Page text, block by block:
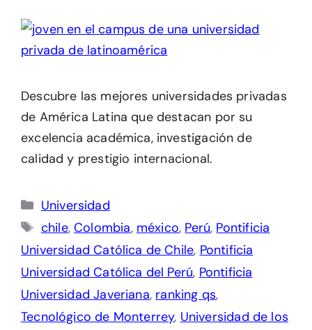
Descubre las mejores universidades privadas
de América Latina que destacan por su
excelencia académica, investigación de
calidad y prestigio internacional.
Categorías
Universidad
Etiquetas
chile,Colombia, méxico, Perú, Pontificia
Universidad Católica de Chile, Pontificia
Universidad Católica del Perú, Pontificia
Universidad Javeriana, ranking qs,
Tecnológico de Monterrey, Universidad de los